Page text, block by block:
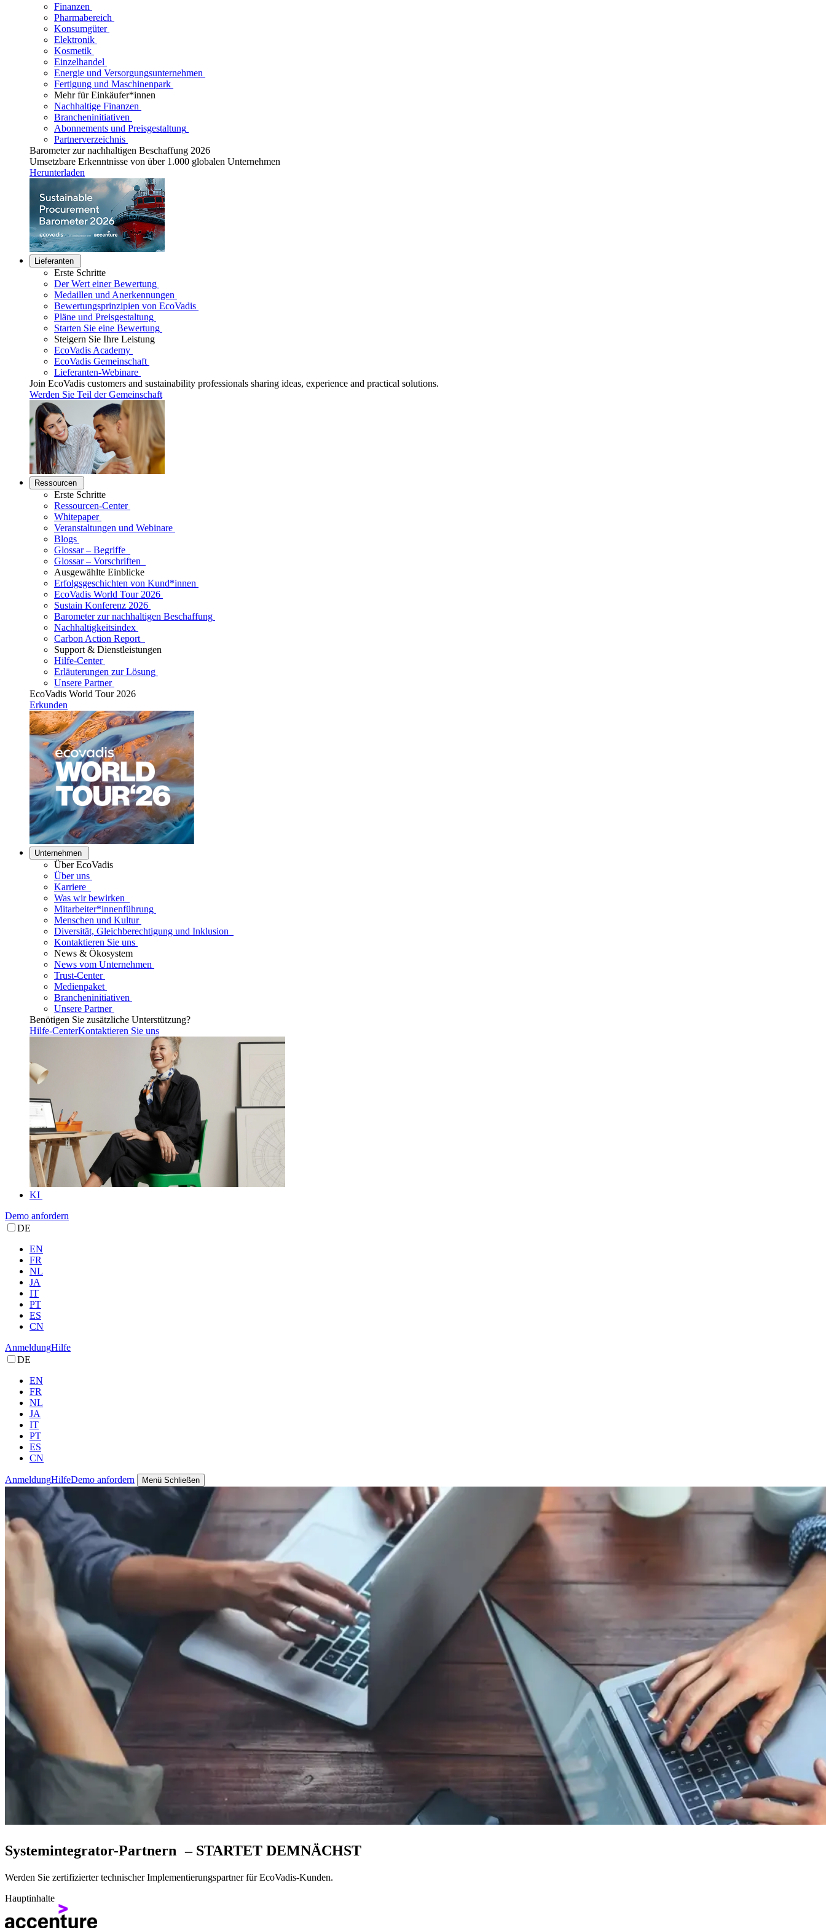
Finanzen
Pharmabereich
Konsumgüter
Elektronik
Kosmetik
Einzelhandel
Energie und Versorgungsunternehmen
Fertigung und Maschinenpark
Mehr für Einkäufer*innen
Nachhaltige Finanzen
Brancheninitiativen
Abonnements und Preisgestaltung
Partnerverzeichnis
Barometer zur nachhaltigen Beschaffung 2026
Umsetzbare Erkenntnisse von über 1.000 globalen Unternehmen
Herunterladen
Lieferanten
Erste Schritte
Der Wert einer Bewertung
Medaillen und Anerkennungen
Bewertungsprinzipien von EcoVadis
Pläne und Preisgestaltung
Starten Sie eine Bewertung
Steigern Sie Ihre Leistung
EcoVadis Academy
EcoVadis Gemeinschaft
Lieferanten-Webinare
Join EcoVadis customers and sustainability professionals sharing ideas, experience and practical solutions.
Werden Sie Teil der Gemeinschaft
Ressourcen
Erste Schritte
Ressourcen-Center
Whitepaper
Veranstaltungen und Webinare
Blogs
Glossar – Begriffe
Glossar – Vorschriften
Ausgewählte Einblicke
Erfolgsgeschichten von Kund*innen
EcoVadis World Tour 2026
Sustain Konferenz 2026
Barometer zur nachhaltigen Beschaffung
Nachhaltigkeitsindex
Carbon Action Report
Support & Dienstleistungen
Hilfe-Center
Erläuterungen zur Lösung
Unsere Partner
EcoVadis World Tour 2026
Erkunden
Unternehmen
Über EcoVadis
Über uns
Karriere
Was wir bewirken
Mitarbeiter*innenführung
Menschen und Kultur
Diversität, Gleichberechtigung und Inklusion
Kontaktieren Sie uns
News & Ökosystem
News vom Unternehmen
Trust-Center
Medienpaket
Brancheninitiativen
Unsere Partner
Benötigen Sie zusätzliche Unterstützung?
Hilfe-CenterKontaktieren Sie uns
KI
Demo anfordern
DE
EN
FR
NL
JA
IT
PT
ES
CN
AnmeldungHilfe
DE
EN
FR
NL
JA
IT
PT
ES
CN
AnmeldungHilfeDemo anfordern Menü Schließen
Systemintegrator-Partnern – STARTET DEMNÄCHST
Werden Sie zertifizierter technischer Implementierungspartner für EcoVadis-Kunden.
Hauptinhalte